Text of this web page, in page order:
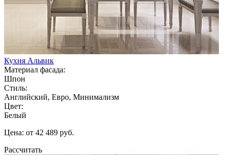
Кухня Альвик
Материал фасада:
Шпон
Стиль:
Английский, Евро, Минимализм
Цвет:
Белый
Цена: от 42 489 руб.
Рассчитать